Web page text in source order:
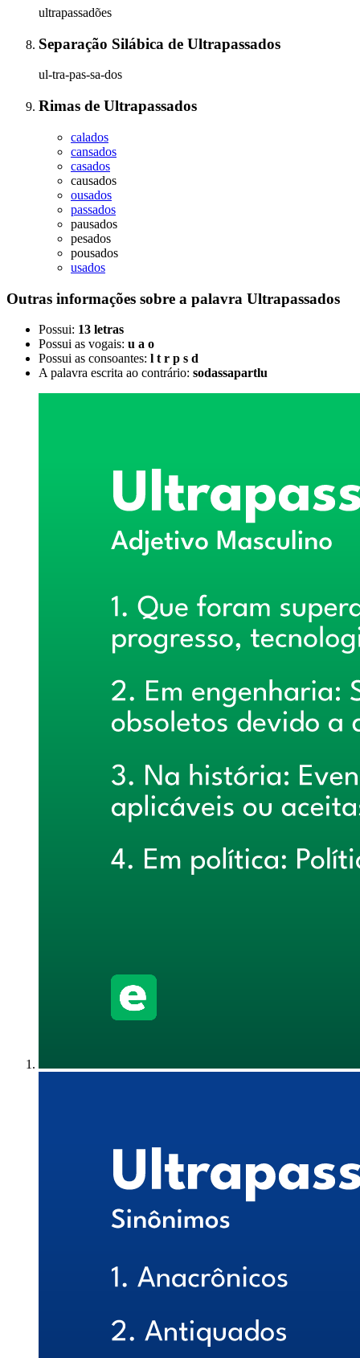
ultrapassadões
Separação Silábica de Ultrapassados
ul-tra-pas-sa-dos
Rimas de Ultrapassados
calados
cansados
casados
causados
ousados
passados
pausados
pesados
pousados
usados
Outras informações sobre a palavra Ultrapassados
Possui: 13 letras
Possui as vogais: u a o
Possui as consoantes: l t r p s d
A palavra escrita ao contrário: sodassapartlu